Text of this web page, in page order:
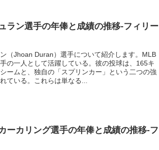
ラン選手の年俸と成績の推移-フィリー
（Jhoan Duran）選手について紹介します。MLB
の一人として活躍している。彼の投球は、165キ
ームと、独自の「スプリンカー」という二つの強
ている。これらは単なる...
ーカリング選手の年俸と成績の推移-フ